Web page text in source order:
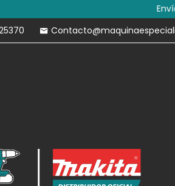
Envíos Gratis por